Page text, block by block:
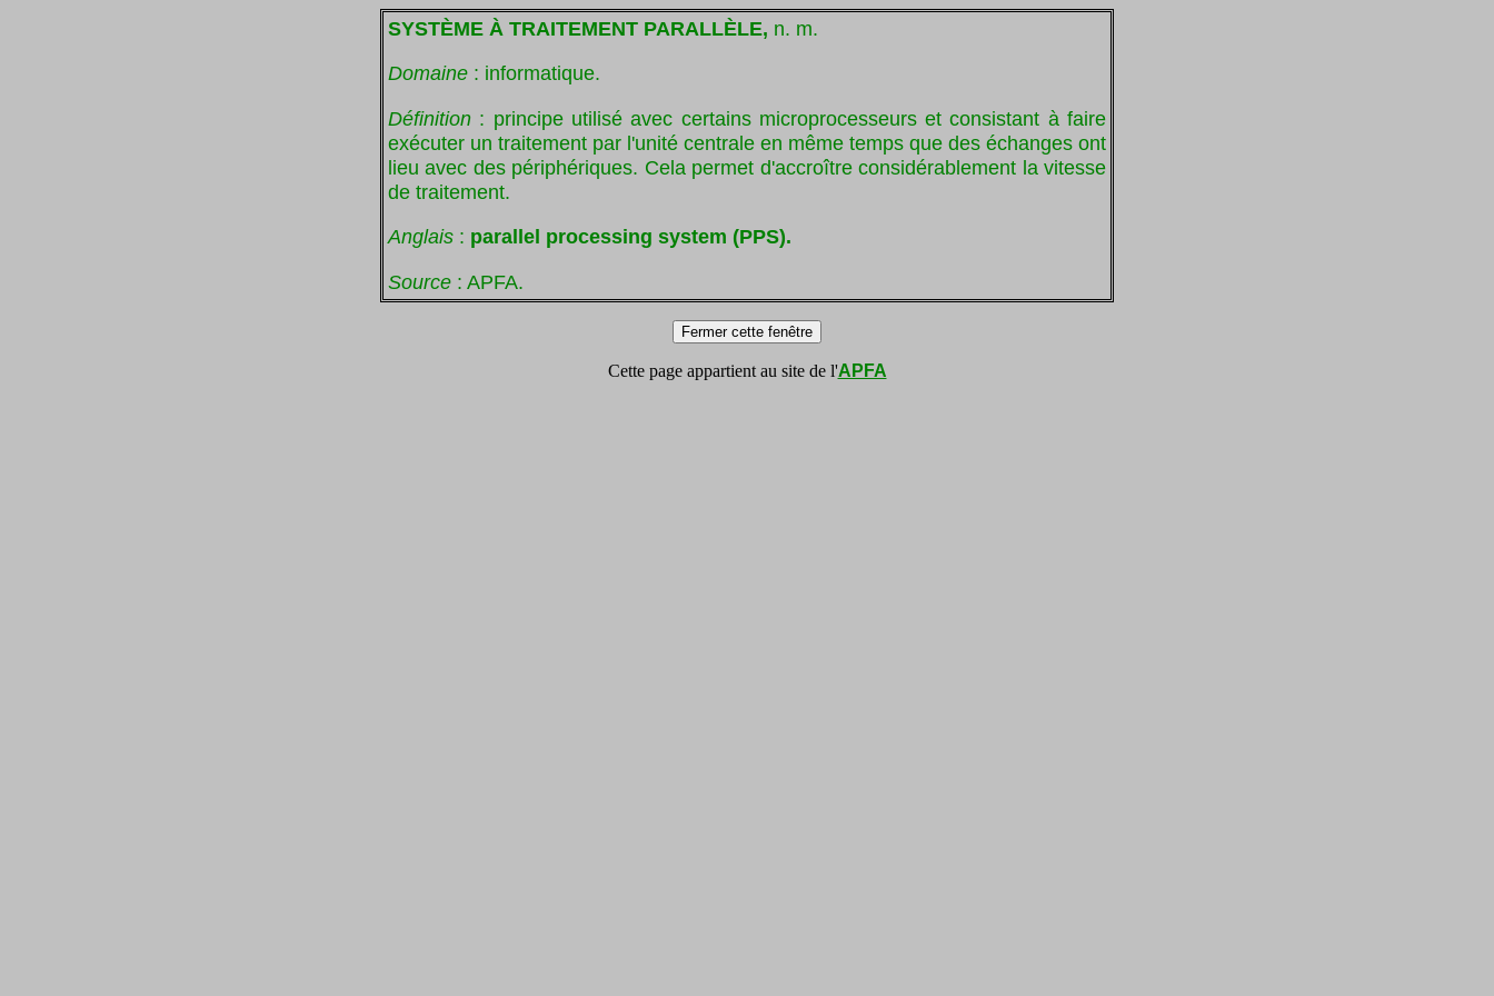
SYSTÈME À TRAITEMENT PARALLÈLE, n. m.
Domaine : informatique.
Définition : principe utilisé avec certains microprocesseurs et consistant à faire
exécuter un traitement par l'unité centrale en même temps que des échanges ont
lieu avec des périphériques. Cela permet d'accroître considérablement la vitesse
de traitement.
Anglais : parallel processing system (PPS).
Source : APFA.
Cette page appartient au site de l'APFA